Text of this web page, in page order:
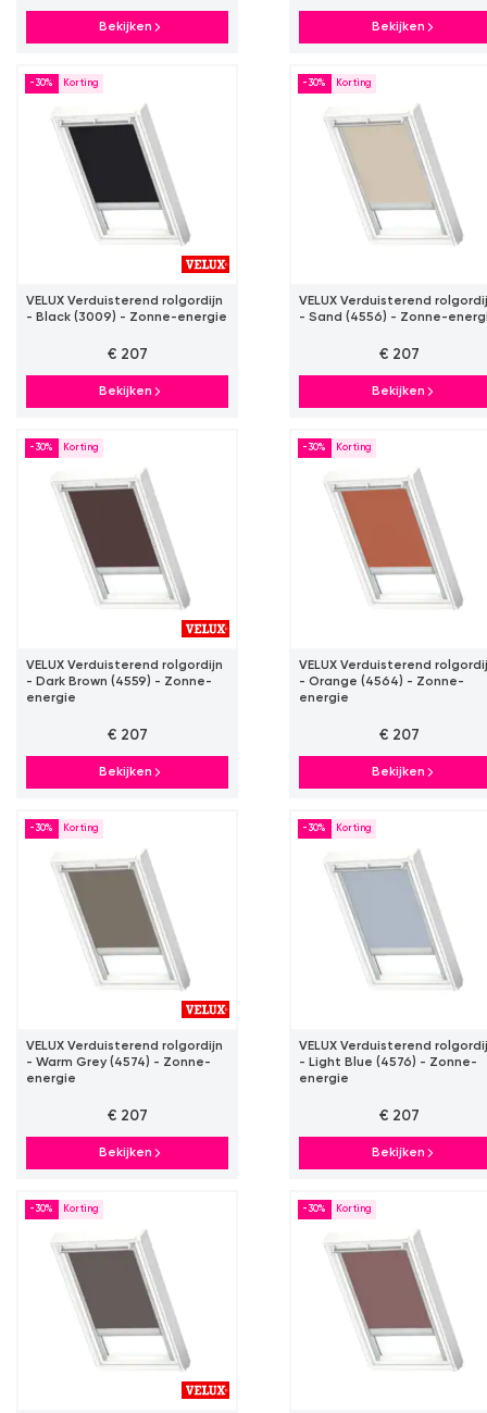
Bekijken Bekijken
-30%
VELUX Verduisterend rolgordijn
- Black (3009) - Zonne-energie
€ 207
Bekijken
-30%
VELUX Verduisterend
- Sand (4556) - Zonne-
€ 207
Bekijken
-30%
VELUX Verduisterend rolgordijn
- Dark Brown (4559) - Zonne-
energie
€ 207
Bekijken
-30%
VELUX Verduisterend
- Orange (4564) - Zonne-
energie
€ 207
Bekijken
-30%
VELUX Verduisterend rolgordijn
- Warm Grey (4574) - Zonne-
energie
€ 207
Bekijken
-30%
VELUX Verduisterend
- Light Blue (4576) - Zonne-
energie
€ 207
Bekijken
-30% -30%